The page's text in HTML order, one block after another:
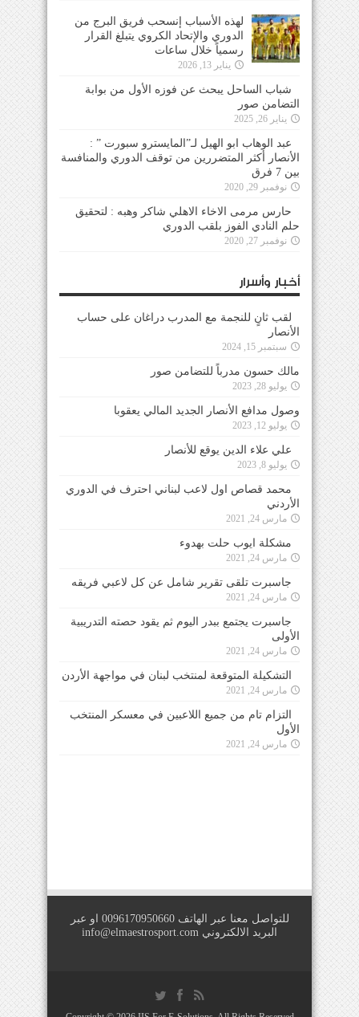
لهذه الأسباب إنسحب فريق البرج من
الدوري والإتحاد الكروي يتبلغ القرار
رسمياً خلال ساعات
يناير 13, 2026
شباب الساحل يبحث عن فوزه الأول من بوابة
التضامن صور
يناير 26, 2025
عبد الوهاب ابو الهيل لـ”المايسترو سبورت ” :
الأنصار أكثر المتضررين من توقف الدوري والمنافسة
بين 7 فرق
نوفمبر 29, 2020
حارس مرمى الاخاء الاهلي شاكر وهبه : لتحقيق
حلم النادي الفوز بلقب الدوري
نوفمبر 27, 2020
أخبار وأسرار
لقب ثانٍ للنجمة مع المدرب دراغان على حساب
الأنصار
سبتمبر 15, 2024
مالك حسون مدرباً للتضامن صور
يوليو 28, 2023
وصول مدافع الأنصار الجديد المالي يعقوبا
يوليو 12, 2023
علي علاء الدين يوقع للأنصار
يوليو 8, 2023
محمد قصاص اول لاعب لبناني احترف في الدوري
الأردني
مارس 24, 2021
مشكلة ايوب حلت بهدوء
مارس 24, 2021
جاسبرت تلقى تقرير شامل عن كل لاعبي فريقه
مارس 24, 2021
جاسبرت يجتمع ببدر اليوم ثم يقود حصته التدريبية
الأولى
مارس 24, 2021
التشكيلة المتوقعة لمنتخب لبنان في مواجهة الأردن
مارس 24, 2021
التزام تام من جميع اللاعبين في معسكر المنتخب
الأول
مارس 24, 2021
للتواصل معنا عبر الهاتف 0096170950660 او عبر
البريد الالكتروني info@elmaestrosport.com